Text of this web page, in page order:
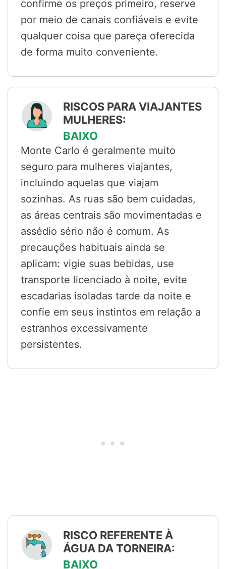
confirme os preços primeiro, reserve
por meio de canais confiáveis e evite
qualquer coisa que pareça oferecida
de forma muito conveniente.
RISCOS PARA VIAJANTES
MULHERES:
BAIXO
Monte Carlo é geralmente muito
seguro para mulheres viajantes,
incluindo aquelas que viajam
sozinhas. As ruas são bem cuidadas,
as áreas centrais são movimentadas e
assédio sério não é comum. As
precauções habituais ainda se
aplicam: vigie suas bebidas, use
transporte licenciado à noite, evite
escadarias isoladas tarde da noite e
confie em seus instintos em relação a
estranhos excessivamente
persistentes.
RISCO REFERENTE À
ÁGUA DA TORNEIRA:
BAIXO